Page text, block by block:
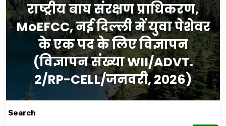
राष्ट्रीय बाघ संरक्षण प्राधिकरण,
MoEFCC, नई दिल्ली में युवा पेशेवर
के एक पद के लिए विज्ञापन
(विज्ञापन संख्या WII/ADVT.
2/RP-CELL/जनवरी, 2026)
Search